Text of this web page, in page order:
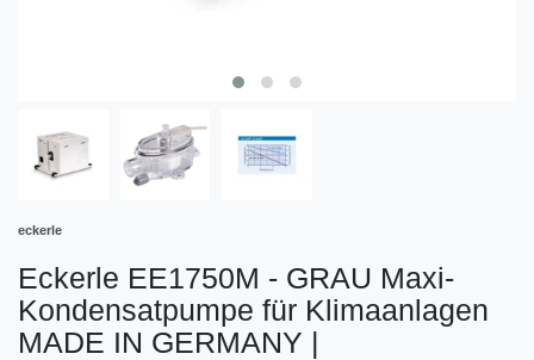
eckerle
Eckerle EE1750M - GRAU Maxi-
Kondensatpumpe für Klimaanlagen
MADE IN GERMANY |